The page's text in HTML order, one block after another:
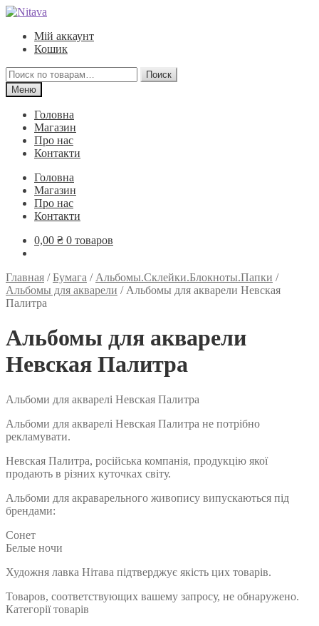
Перейти
навигации
Перейти
содержимому
Мій аккаунт
Кошик
Искать:
Поиск
Меню
Головна
Магазин
Про нас
Контакти
Головна
Магазин
Про нас
Контакти
0,00 ₴ 0 товаров
Главная /Бумага / Альбомы.Склейки.Блокноты.Папки /
Альбомы для акварели / Альбомы для акварели Невская
Палитра
Альбомы для акварели
Невская Палитра
Альбоми для акварелі Невская Палитра
Альбоми для акварелі Невская Палитра не потрібно
рекламувати.
Невская Палитра, російська компанія, продукцію якої
продають в різних куточках світу.
Альбоми для акраварельного живопису випускаються під
брендами:
Сонет
Белые ночи
Художня лавка Нітава підтверджує якість цих товарів.
Товаров, соответствующих вашему запросу, не обнаружено.
Категорії товарів